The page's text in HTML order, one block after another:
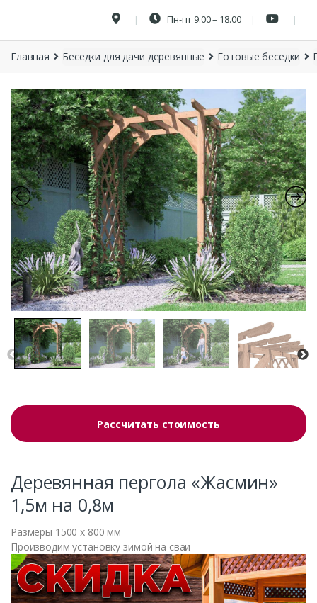
Пн-пт 9.00 – 18.00
Главная Беседки для дачи деревянные Готовые беседки
Рассчитать стоимость
Деревянная пергола «Жасмин»
1,5м на 0,8м
Размеры 1500 x 800 мм
Производим установку зимой на сваи